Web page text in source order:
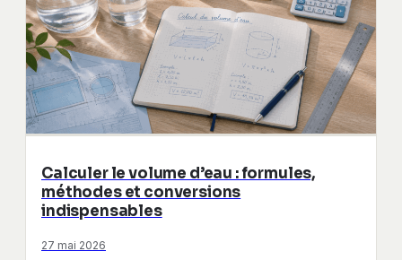
Calculer le volume d’eau : formules,
méthodes et conversions
indispensables
27 mai 2026